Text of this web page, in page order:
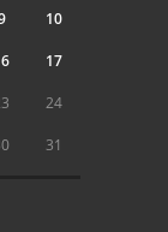
10
17
24
31